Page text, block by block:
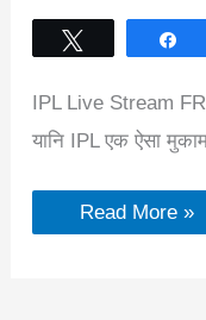
IPL Live Stream
यानि IPL एक ऐसा
Good
News
Read More »